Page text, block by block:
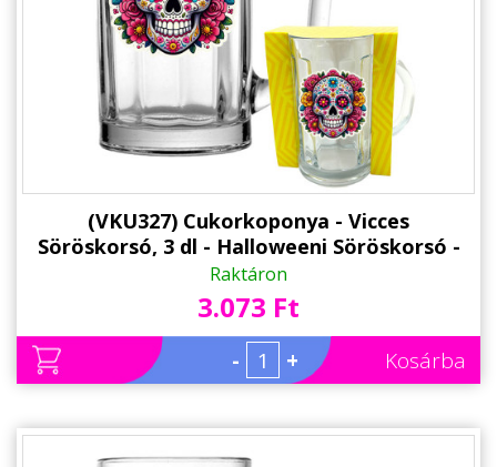
(VKU327) Cukorkoponya - Vicces
Söröskorsó, 3 dl - Halloweeni Söröskorsó -
Halloween Kellék
Raktáron
3.073 Ft
- + Kosárba